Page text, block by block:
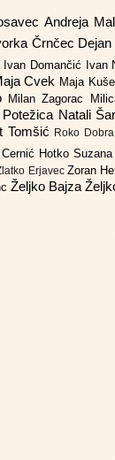
Andreja
Črnčec
Ivan Domančić Ivan
Cvek Maja
Milan Zagorac
Natali
Tomšić Roko Dobra
Hotko
Erjavec Zoran
Željko Bajza